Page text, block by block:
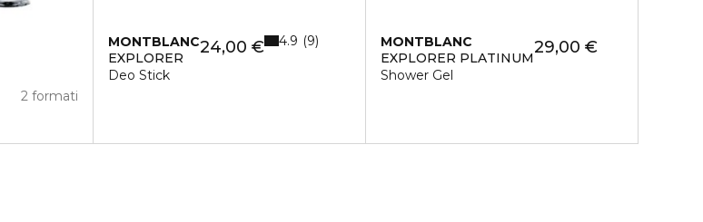
2 formati
MONTBLANC
EXPLORER
Deo Stick
24,00 € 4.9 9
MONTBLANC
EXPLORER PLATINUM
Shower Gel
29,00 €